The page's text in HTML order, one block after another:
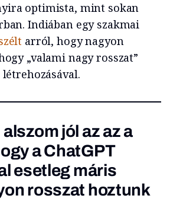
optimista, mint sokan
Indiában egy szakmai
arról, hogy nagyon
„valami nagy rosszat”
létrehozásával.
jól az az a
a ChatGPT
esetleg máris
rosszat hoztunk